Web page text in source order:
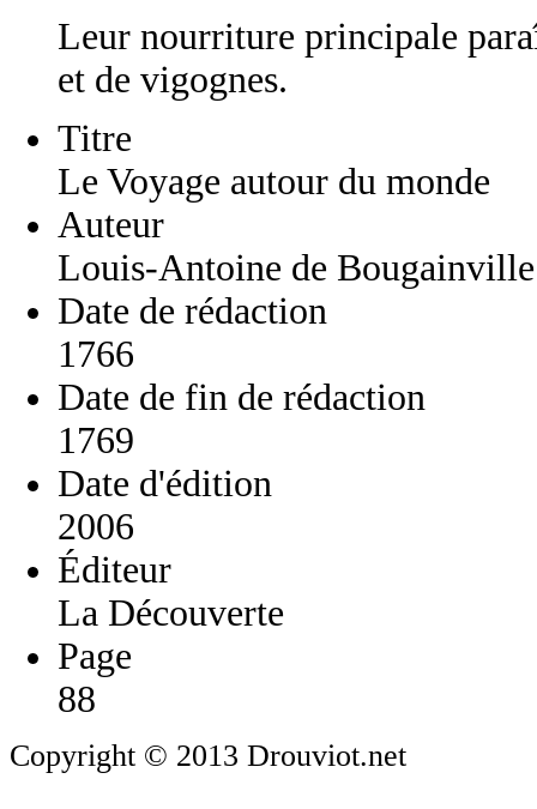
Leur nourriture principale
et de vigognes.
Titre
Le Voyage autour du monde
Auteur
Louis-Antoine de
Date de rédaction
1766
Date de fin de rédaction
1769
Date d'édition
2006
Éditeur
La Découverte
Page
88
Copyright © 2013 Drouviot.net